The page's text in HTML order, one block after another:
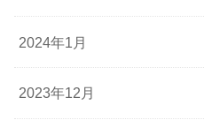
2024年1月
2023年12月